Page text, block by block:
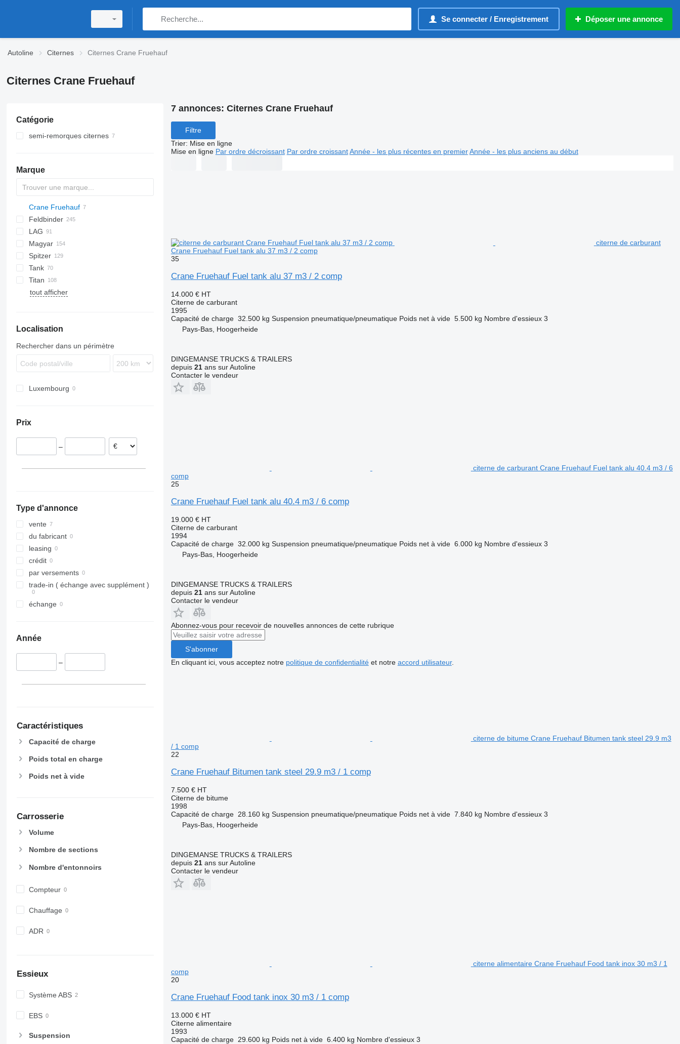
Se connecter / Enregistrement Déposer une annonce
Autoline Citernes Citernes Crane Fruehauf
Citernes Crane Fruehauf
Catégorie
semi-remorques citernes
citernes alimentaires
Marque
SVM
NCG
NG
CB
T-series
SAPL
KIS
STF
ADR
BPDO
BPO
CK
SOA
Crane Fruehauf
K series
LPG
45
AMMONIA
LPG
Carrytank
TF
Feldbinder
EUT
KIP
TSA
ASW
TX
Stralis
Modulo
TSA
SSK
SSL
STB
STS
LAG
0-3
GSA
O-3
TGS
Magyar
S-series
SR
SA
SL
L-series
CM
MACOLA
SCT
TS
Spitzer
SF
SK
LPG
OPL 38
Tank
Titan
SP
ADR
97
NS
LPG
tout afficher
Localisation
Rechercher dans un périmètre
Luxembourg
Prix
–
Type d'annonce
vente
du fabricant
leasing
crédit
par versements
trade-in ( échange avec supplément )
échange
Année
–
Caractéristiques
Capacité de charge
Poids total en charge
Poids net à vide
Carrosserie
Volume
Nombre de sections
Nombre d'entonnoirs
Compteur
Chauffage
ADR
Essieux
Système ABS
EBS
Suspension
7 annonces: Citernes Crane Fruehauf
Filtre
Trier: Mise en ligne
Mise en ligne Par ordre décroissant Par ordre croissant Année - les plus récentes en premier Année - les plus anciens au début
citerne de carburant
Crane Fruehauf Fuel tank alu 37 m3 / 2 comp
35
Crane Fruehauf Fuel tank alu 37 m3 / 2 comp
14.000 € HT
Citerne de carburant
1995
Capacité de charge 32.500 kg Suspension pneumatique/pneumatique Poids net à vide 5.500 kg Nombre d'essieux 3
Pays-Bas, Hoogerheide
DINGEMANSE TRUCKS & TRAILERS
depuis 21ans sur Autoline
Contacter le vendeur
citerne de carburant Crane Fruehauf Fuel tank alu 40.4 m3 / 6
comp
25
Crane Fruehauf Fuel tank alu 40.4 m3 / 6 comp
19.000 € HT
Citerne de carburant
1994
Capacité de charge 32.000 kg Suspension pneumatique/pneumatique Poids net à vide 6.000 kg Nombre d'essieux 3
Pays-Bas, Hoogerheide
DINGEMANSE TRUCKS & TRAILERS
depuis 21ans sur Autoline
Contacter le vendeur
Abonnez-vous pour recevoir de nouvelles annonces de cette rubrique
S'abonner
En cliquant ici, vous acceptez notre politique de confidentialitéet notre accord utilisateur.
citerne de bitume Crane Fruehauf Bitumen tank steel 29.9 m3
/ 1 comp
22
Crane Fruehauf Bitumen tank steel 29.9 m3 / 1 comp
7.500 € HT
Citerne de bitume
1998
Capacité de charge 28.160 kg Suspension pneumatique/pneumatique Poids net à vide 7.840 kg Nombre d'essieux 3
Pays-Bas, Hoogerheide
DINGEMANSE TRUCKS & TRAILERS
depuis 21ans sur Autoline
Contacter le vendeur
citerne alimentaire Crane Fruehauf Food tank inox 30 m3 / 1
comp
20
Crane Fruehauf Food tank inox 30 m3 / 1 comp
13.000 € HT
Citerne alimentaire
1993
Capacité de charge 29.600 kg Poids net à vide 6.400 kg Nombre d'essieux 3